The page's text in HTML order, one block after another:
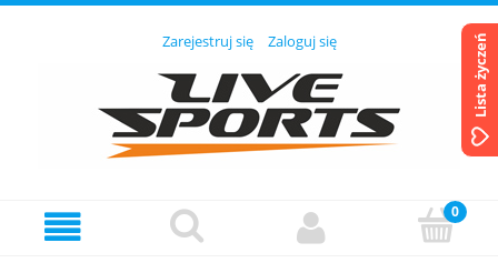
Zarejestruj się Zaloguj się Lista życzeń